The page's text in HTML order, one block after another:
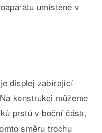
umístěné v
displej zabírající
konstrukci můžeme
prstů v boční části,
směru trochu